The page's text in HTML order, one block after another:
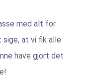
med alt for
at vi fik alle
have gjort det